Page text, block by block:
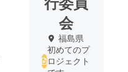
会
福島県
初めてのプ
ロジェクト